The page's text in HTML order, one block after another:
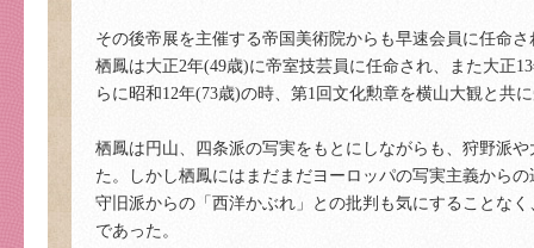
その後帝展を主催する帝国美術院からも早速会員に任命
栖鳳は大正2年(49歳)に帝室技芸員に任命され、また大正
らに昭和12年(73歳)の時、第1回文化勲章を横山大観と共
栖鳳は円山、四条派の写実をもとにしながらも、狩野派
た。しかし栖鳳にはまだまだヨーロッパの写実主義から
守旧派からの「西洋かぶれ」との批判も気にすることな
であった。